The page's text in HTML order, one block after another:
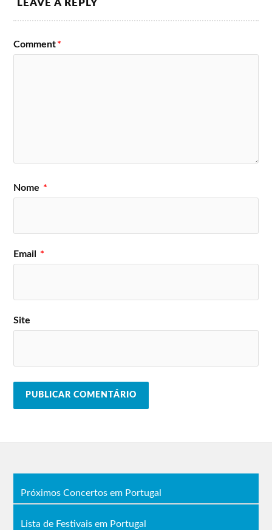
julho
Neelix, Nicky
Yellow Claw
Feldt (live),
(live).
Thieves,
TWINX.
LEAVE A REPLY
Comment*
Nome *
Email *
Site
Próximos Concertos em Portugal
Lista de Festivais em Portugal